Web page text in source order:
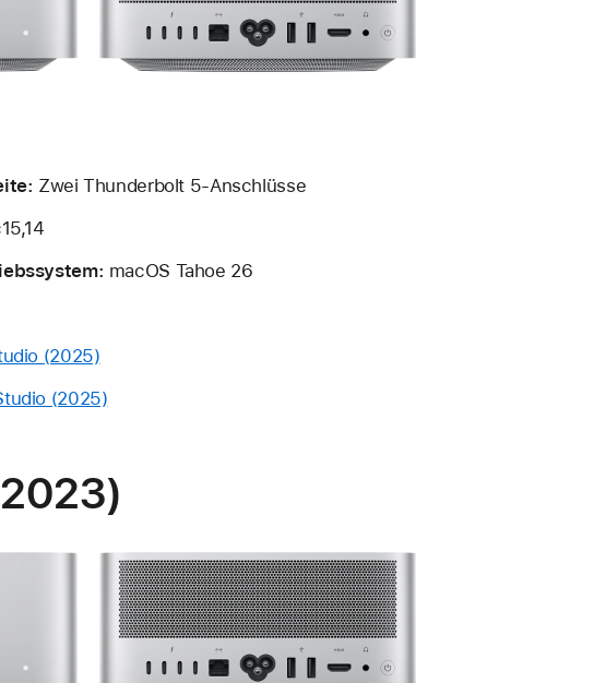
Zwei Thunderbolt 5-Anschlüsse
macOS Tahoe 26
(2025)
(2025)